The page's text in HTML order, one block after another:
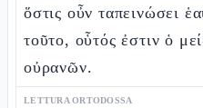
ὅστις οὖν ταπεινώσει
τοῦτο, οὗτός ἐστιν ὁ
οὐρανῶν.
LETTURA ORTODOSSA